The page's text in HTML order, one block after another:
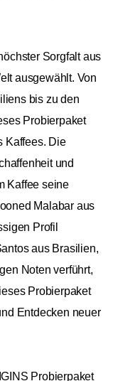
Sorgfalt aus
ausgewählt. Von
bis zu den
Probierpaket
Kaffees. Die
und
Kaffee seine
Malabar aus
Profil
aus Brasilien,
Noten verführt,
Probierpaket
Entdecken neuer
Probierpaket